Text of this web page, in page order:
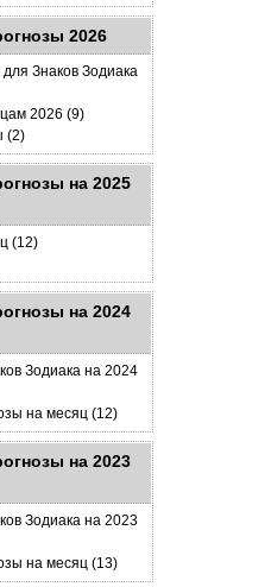
2026
Знаков Зодиака
2026 (9)
(2)
на 2025
(12)
на 2024
Зодиака на 2024
на месяц (12)
на 2023
Зодиака на 2023
на месяц (13)